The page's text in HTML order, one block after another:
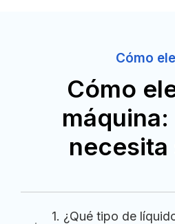
Cómo
Cómo
necesita
1. ¿Qué tipo de